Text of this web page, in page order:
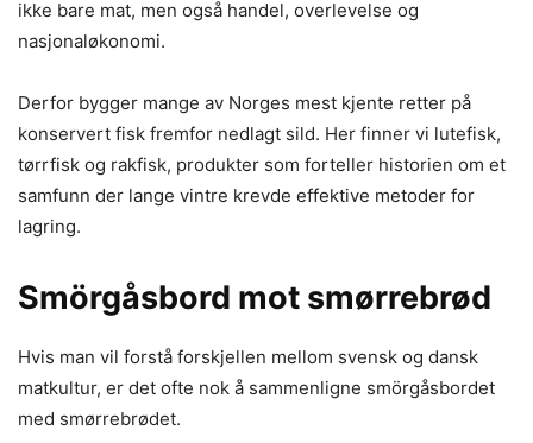
ikke bare mat, men også handel, overlevelse og
nasjonaløkonomi.
Derfor bygger mange av Norges mest kjente retter på
konservert fisk fremfor nedlagt sild. Her finner vi lutefisk,
tørrfisk og rakfisk, produkter som forteller historien om et
samfunn der lange vintre krevde effektive metoder for
lagring.
Smörgåsbord mot smørrebrød
Hvis man vil forstå forskjellen mellom svensk og dansk
matkultur, er det ofte nok å sammenligne smörgåsbordet
med smørrebrødet.